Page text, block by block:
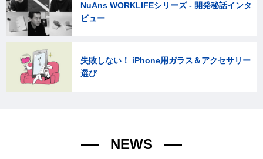
NuAns WORKLIFEシリーズ - 開発秘話インタ
ビュー
失敗しない！ iPhone用ガラス＆アクセサリー
選び
NEWS